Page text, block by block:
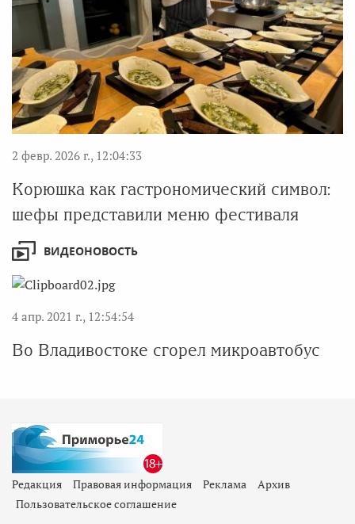
2 февр. 2026 г., 12:04:33
Корюшка как гастрономический символ:
шефы представили меню фестиваля
ВИДЕОНОВОСТЬ
4 апр. 2021 г., 12:54:54
Во Владивостоке сгорел микроавтобус
Редакция Правовая информация Реклама
Архив
Пользовательское соглашение